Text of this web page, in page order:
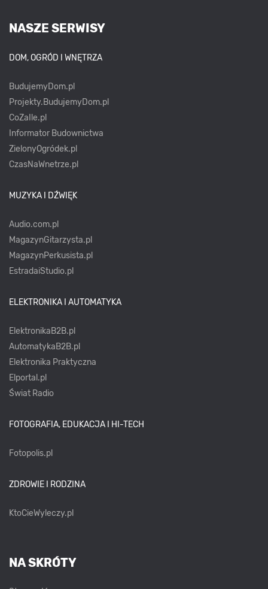
NASZE SERWISY
DOM, OGRÓD I WNĘTRZA
BudujemyDom.pl
Projekty.BudujemyDom.pl
CoZaIle.pl
Informator Budownictwa
ZielonyOgródek.pl
CzasNaWnetrze.pl
MUZYKA I DŹWIĘK
Audio.com.pl
MagazynGitarzysta.pl
MagazynPerkusista.pl
EstradaiStudio.pl
ELEKTRONIKA I AUTOMATYKA
ElektronikaB2B.pl
AutomatykaB2B.pl
Elektronika Praktyczna
Elportal.pl
Świat Radio
FOTOGRAFIA, EDUKACJA I HI-TECH
Fotopolis.pl
ZDROWIE I RODZINA
KtoCieWyleczy.pl
NA SKRÓTY